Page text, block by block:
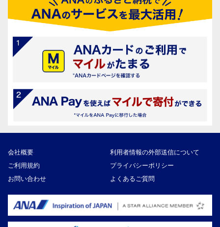
会社概要
利用者情報の外部送信について
ご利用規約
プライバシーポリシー
お問い合わせ
よくあるご質問